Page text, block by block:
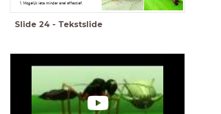
Mogelijk iets minder snel effectief.
Slide 24 - Tekstslide